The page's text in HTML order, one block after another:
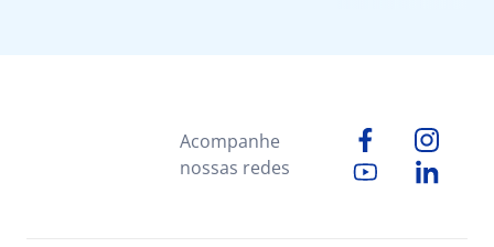
Acompanhe
nossas redes